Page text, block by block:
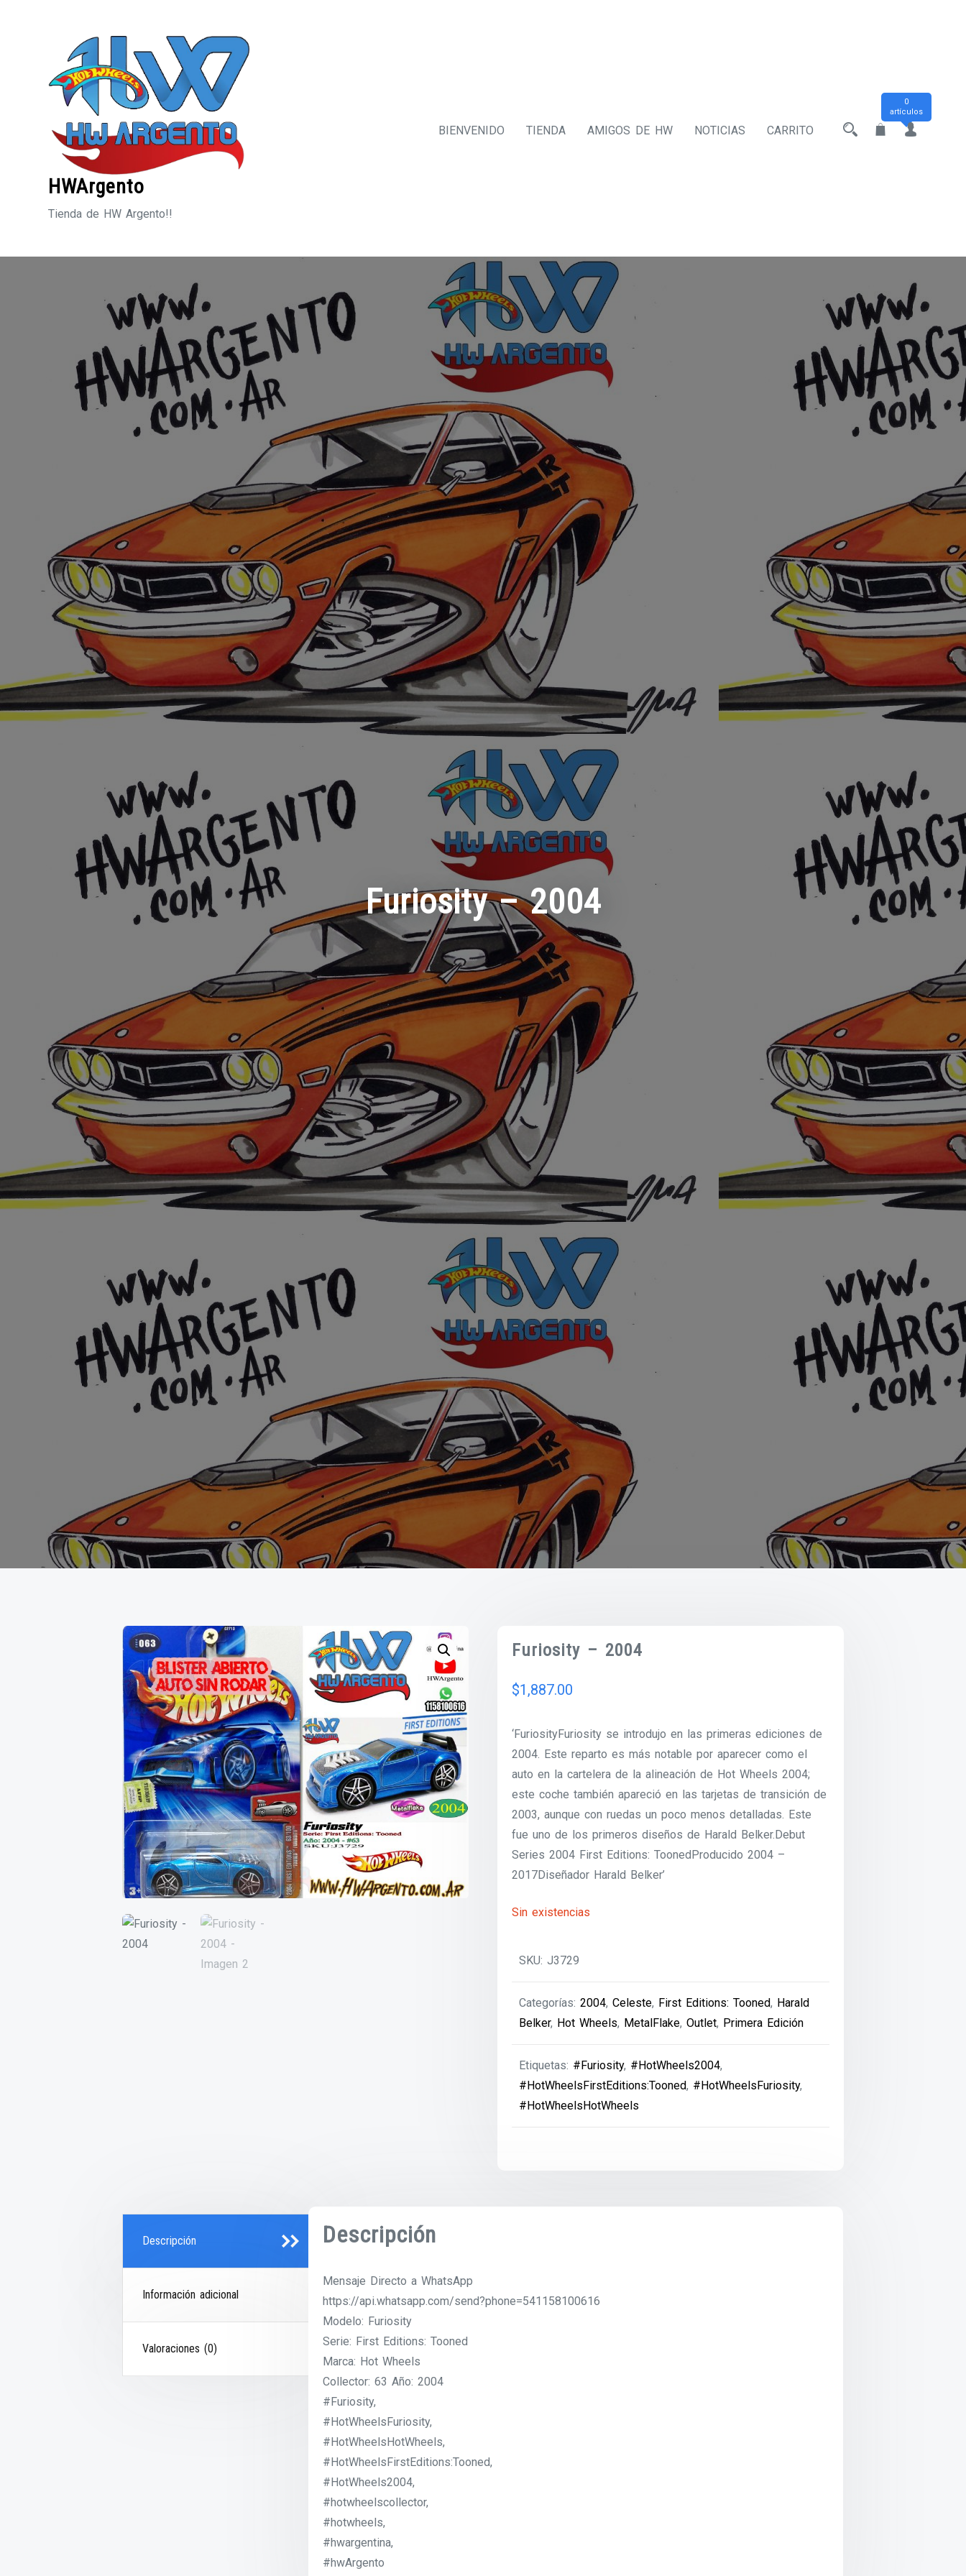
HWArgento
Tienda de HW Argento!!
BIENVENIDO TIENDA AMIGOS DE HW NOTICIAS CARRITO
0
artículos
Furiosity – 2004
Furiosity – 2004
$1,887.00
‘FuriosityFuriosity se introdujo en las primeras ediciones de
2004. Este reparto es más notable por aparecer como el
auto en la cartelera de la alineación de Hot Wheels 2004;
este coche también apareció en las tarjetas de transición de
2003, aunque con ruedas un poco menos detalladas. Este
fue uno de los primeros diseños de Harald Belker.Debut
Series 2004 First Editions: ToonedProducido 2004 –
2017Diseñador Harald Belker’
Sin existencias
SKU:J3729
Categorías:2004,Celeste, First Editions: Tooned, Harald
Belker, Hot Wheels, MetalFlake,Outlet, Primera Edición
Etiquetas: #Furiosity, #HotWheels2004,
#HotWheelsFirstEditions:Tooned, #HotWheelsFuriosity,
#HotWheelsHotWheels
Descripción
Información adicional
Valoraciones (0)
Descripción
Mensaje Directo a WhatsApp
https://api.whatsapp.com/send?phone=541158100616
Modelo: Furiosity
Serie: First Editions: Tooned
Marca: Hot Wheels
Collector: 63 Año: 2004
#Furiosity,
#HotWheelsFuriosity,
#HotWheelsHotWheels,
#HotWheelsFirstEditions:Tooned,
#HotWheels2004,
#hotwheelscollector,
#hotwheels,
#hwargentina,
#hwArgento